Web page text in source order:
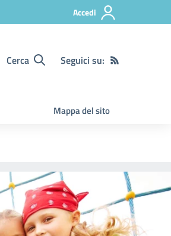
Accedi
Cerca Seguici su:
Mappa del sito